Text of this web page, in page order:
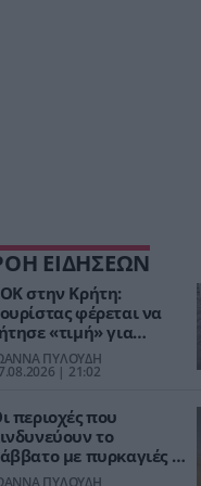
ΕΙΔΗΣΕΩΝ
στην Κρήτη:
φέρεται να
«τιμή» για
κορίτσι –
η
ΠΥΛΟΥΔΗ
| 21:02
περιοχές που
το
με πυρκαγιές –
Red Code και η
ΠΥΛΟΥΔΗ